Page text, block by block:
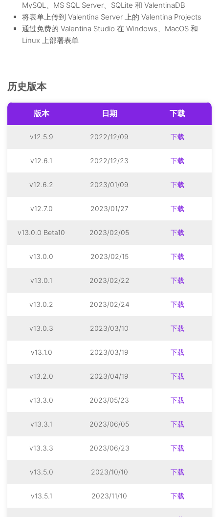
MySQL、MS SQL Server、SQLite 和 ValentinaDB
将表单上传到 Valentina Server 上的 Valentina Projects
通过免费的 Valentina Studio 在 Windows、MacOS 和
Linux 上部署表单
历史版本
版本 日期 下载
v12.5.9 2022/12/09 下载
v12.6.1 2022/12/23 下载
v12.6.2 2023/01/09 下载
v12.7.0 2023/01/27 下载
v13.0.0 Beta10 2023/02/05 下载
v13.0.0 2023/02/15 下载
v13.0.1 2023/02/22 下载
v13.0.2 2023/02/24 下载
v13.0.3 2023/03/10 下载
v13.1.0 2023/03/19 下载
v13.2.0 2023/04/19 下载
v13.3.0 2023/05/23 下载
v13.3.1 2023/06/05 下载
v13.3.3 2023/06/23 下载
v13.5.0 2023/10/10 下载
v13.5.1 2023/11/10 下载